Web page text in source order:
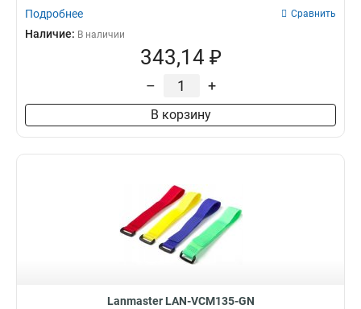
Подробнее Сравнить
Наличие: В наличии
343,14 ₽
– +
В корзину
Lanmaster LAN-VCM135-GN